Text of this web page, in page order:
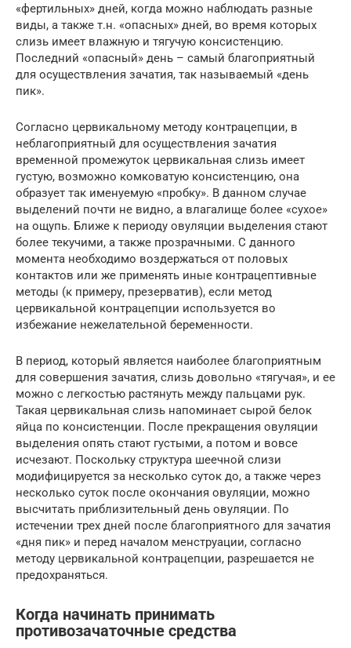
«фертильных» дней, когда можно наблюдать разные
виды, а также т.н. «опасных» дней, во время которых
слизь имеет влажную и тягучую консистенцию.
Последний «опасный» день – самый благоприятный
для осуществления зачатия, так называемый «день
пик».
Согласно цервикальному методу контрацепции, в
неблагоприятный для осуществления зачатия
временной промежуток цервикальная слизь имеет
густую, возможно комковатую консистенцию, она
образует так именуемую «пробку». В данном случае
выделений почти не видно, а влагалище более «сухое»
на ощупь. Ближе к периоду овуляции выделения стают
более текучими, а также прозрачными. С данного
момента необходимо воздержаться от половых
контактов или же применять иные контрацептивные
методы (к примеру, презерватив), если метод
цервикальной контрацепции используется во
избежание нежелательной беременности.
В период, который является наиболее благоприятным
для совершения зачатия, слизь довольно «тягучая», и ее
можно с легкостью растянуть между пальцами рук.
Такая цервикальная слизь напоминает сырой белок
яйца по консистенции. После прекращения овуляции
выделения опять стают густыми, а потом и вовсе
исчезают. Поскольку структура шеечной слизи
модифицируется за несколько суток до, а также через
несколько суток после окончания овуляции, можно
высчитать приблизительный день овуляции. По
истечении трех дней после благоприятного для зачатия
«дня пик» и перед началом менструации, согласно
методу цервикальной контрацепции, разрешается не
предохраняться.
Когда начинать принимать
противозачаточные средства